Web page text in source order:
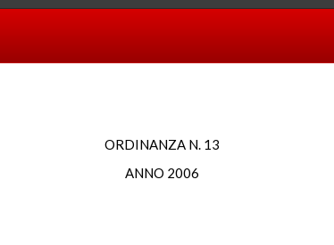
ORDINANZA N. 13
ANNO 2006